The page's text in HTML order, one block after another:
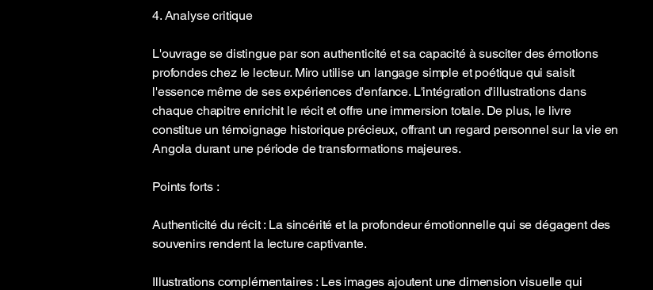
4. Analyse critique
L'ouvrage se distingue par son authenticité et sa capacité à susciter des émotions
profondes chez le lecteur. Miro utilise un langage simple et poétique qui saisit
l'essence même de ses expériences d'enfance. L'intégration d'illustrations dans
chaque chapitre enrichit le récit et offre une immersion totale. De plus, le livre
constitue un témoignage historique précieux, offrant un regard personnel sur la vie en
Angola durant une période de transformations majeures.
Points forts :
Authenticité du récit : La sincérité et la profondeur émotionnelle qui se dégagent des
souvenirs rendent la lecture captivante.
Illustrations complémentaires : Les images ajoutent une dimension visuelle qui